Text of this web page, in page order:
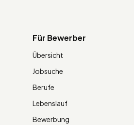
Für Bewerber
Übersicht
Jobsuche
Berufe
Lebenslauf
Bewerbung